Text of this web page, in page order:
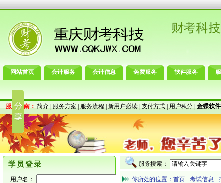
网站首页 会计服务 会计信息 免费服务 软件服务
服务指南： 简介|服务方案|服务流程|新用户必读|支付方式|用户积分|金蝶软件
用户名：
服务搜索：
你所处的位置： 首页 - 考试信息 -